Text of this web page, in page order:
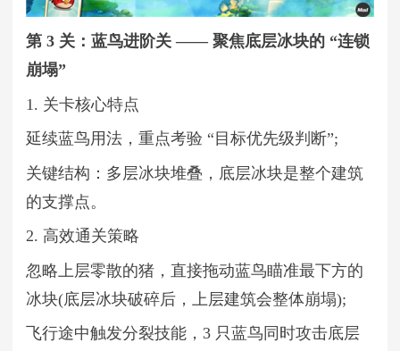
第 3 关：蓝鸟进阶关 —— 聚焦底层冰块的 “连锁
崩塌”
1. 关卡核心特点
延续蓝鸟用法，重点考验 “目标优先级判断”;
关键结构：多层冰块堆叠，底层冰块是整个建筑
的支撑点。
2. 高效通关策略
忽略上层零散的猪，直接拖动蓝鸟瞄准最下方的
冰块(底层冰块破碎后，上层建筑会整体崩塌);
飞行途中触发分裂技能，3 只蓝鸟同时攻击底层